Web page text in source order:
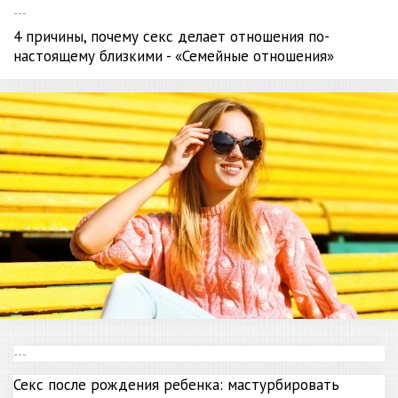
ЧИТАЙТЕ ТАКЖЕ
ДОБАВИТЬ БАННЕР
Красавицы - чудовища - «Стиль жизни»
ЧИТАЙТЕ ТАКЖЕ